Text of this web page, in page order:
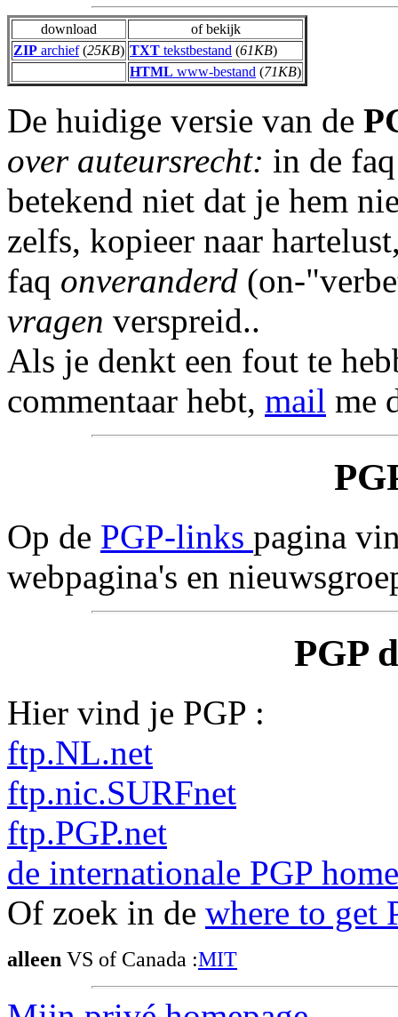
download
of bekijk
ZIP archief(25KB) TXT tekstbestand (61KB)
HTML www-bestand (71KB)
De huidige versie van de
over auteursrecht: in de
betekend niet dat je hem
zelfs, kopieer naar
faq onveranderd (on-
vragen verspreid..
Als je denkt een fout te
commentaar hebt, mail me
Op de PGP-links pagina
webpagina's en
PGP
Hier vind je PGP :
ftp.NL.net
ftp.nic.SURFnet
ftp.PGP.net
de internationale PGP
Of zoek in de where to get
alleen VS of Canada :MIT